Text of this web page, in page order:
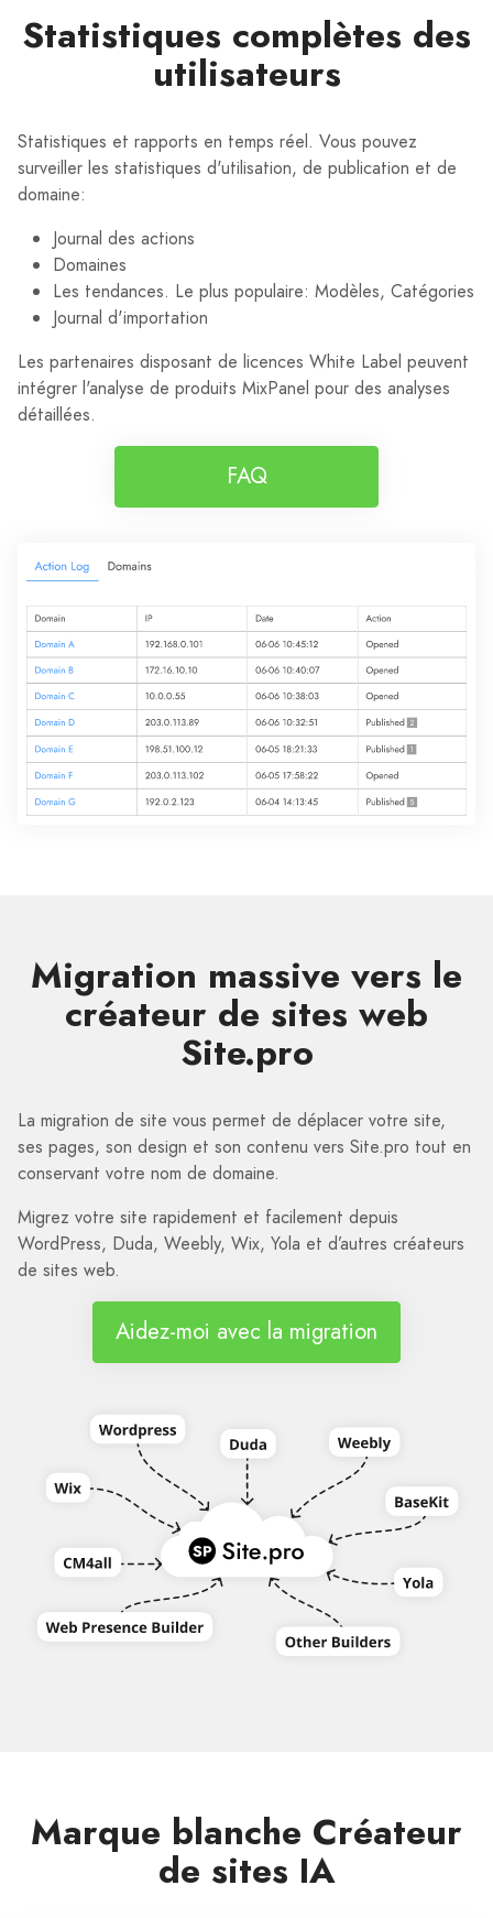
Statistiques complètes des
utilisateurs
Statistiques et rapports en temps réel. Vous pouvez
surveiller les statistiques d'utilisation, de publication et de
domaine:
Journal des actions
Domaines
Les tendances. Le plus populaire: Modèles, Catégories
Journal d'importation
Les partenaires disposant de licences White Label peuvent
intégrer l'analyse de produits MixPanel pour des analyses
détaillées.
FAQ
Migration massive vers le
créateur de sites web
Site.pro
La migration de site vous permet de déplacer votre site,
ses pages, son design et son contenu vers Site.pro tout en
conservant votre nom de domaine.
Migrez votre site rapidement et facilement depuis
WordPress, Duda, Weebly, Wix, Yola et d’autres créateurs
de sites web.
Aidez-moi avec la migration
Marque blanche Créateur
de sites IA